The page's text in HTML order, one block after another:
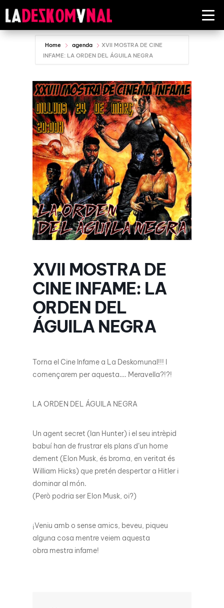
Home agenda
XVII MOSTRA DE CINE
INFAME: LA ORDEN DEL ÁGUILA NEGRA
XVII MOSTRA DE
CINE INFAME: LA
ORDEN DEL
ÁGUILA NEGRA
Torna el Cine Infame a La Deskomunal!!! I
començarem per aquesta…. Meravella?!?!
LA ORDEN DEL ÁGUILA NEGRA
Un agent secret (Ian Hunter) i el seu intrèpid
babuí han de frustrar els plans d’un home
dement (Elon Musk, és broma, en veritat és
William Hicks) que pretén despertar a Hitler i
dominar al món.
(Però podria ser Elon Musk, oi?)
¡Veniu amb o sense amics, beveu, piqueu
alguna cosa mentre veiem aquesta
obra mestra infame!